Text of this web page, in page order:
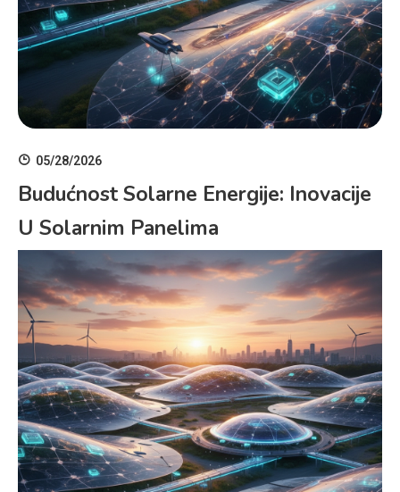
05/28/2026
Budućnost Solarne Energije: Inovacije
U Solarnim Panelima